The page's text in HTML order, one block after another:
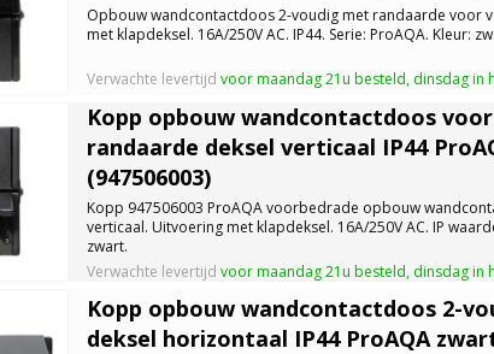
Opbouw wandcontactdoos 2-voudig met randaarde voor
met klapdeksel. 16A/250V AC. IP44. Serie: ProAQA. Kleur:
Verwachte levertijd voor maandag 21u besteld, dinsdag in
Kopp opbouw wandcontactdoos
randaarde deksel verticaal IP44
(947506003)
Kopp 947506003 ProAQA voorbedrade opbouw
verticaal. Uitvoering met klapdeksel. 16A/250V AC. IP
zwart.
Verwachte levertijd voor maandag 21u besteld, dinsdag in
Kopp opbouw wandcontactdoos 2-
deksel horizontaal IP44 ProAQA